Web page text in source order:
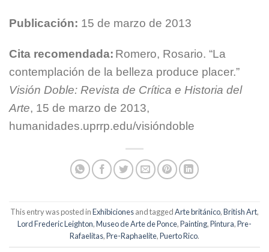
Publicación: 15 de marzo de 2013
Cita recomendada: Romero, Rosario. “La
contemplación de la belleza produce placer.”
Visión Doble: Revista de Crítica e Historia del
Arte, 15 de marzo de 2013,
humanidades.uprrp.edu/visióndoble
This entry was posted inExhibicionesand taggedArte británico,British Art,
Lord Frederic Leighton,Museo de Arte de Ponce,Painting,Pintura,Pre-
Rafaelitas,Pre-Raphaelite,Puerto Rico.